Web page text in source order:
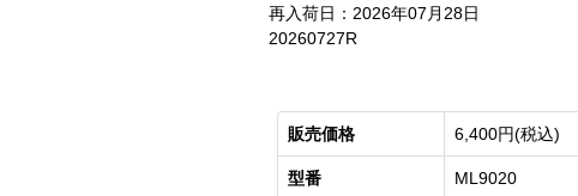
再入荷日：2026年07月28日
20260727R
販売価格 6,400円(税込)
型番 ML9020